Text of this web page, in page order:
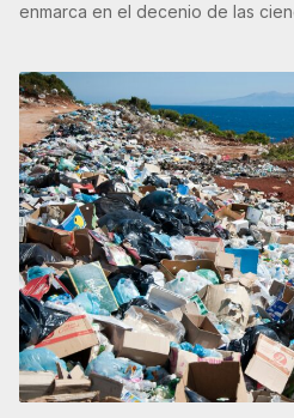
enmarca en el decenio de las